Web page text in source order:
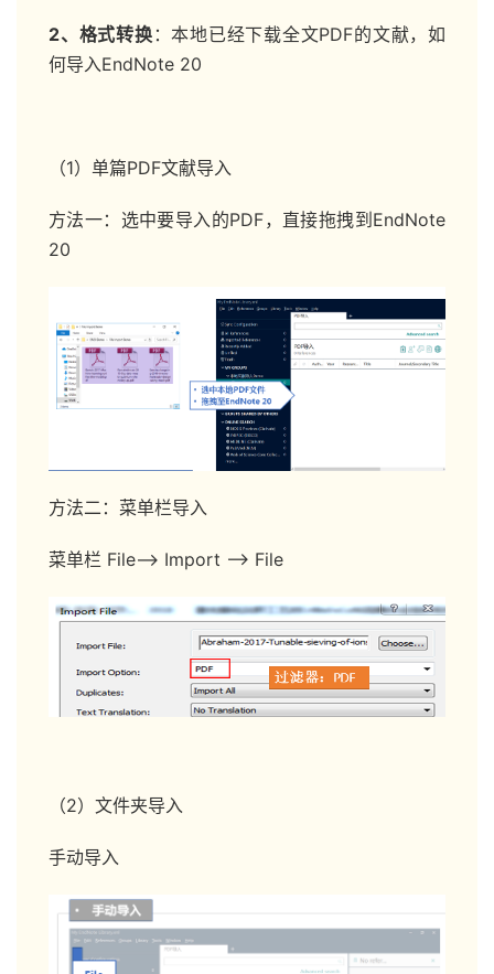
2、格式转换 ：本地已经下载全文PDF的文献，如
何导入EndNote 20
（1）单篇PDF文献导入
方法一：选中要导入的PDF，直接拖拽到EndNote
20
方法二：菜单栏导入
菜单栏 File—> Import —> File
（2）文件夹导入
手动导入